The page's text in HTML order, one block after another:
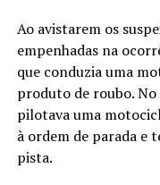
Ao avistarem os
empenhadas na
que conduzia uma
produto de roubo.
pilotava uma
à ordem de parada
pista.